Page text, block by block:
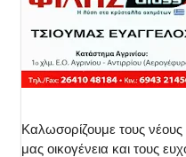
Καλωσορίζουμε τους
μας οικογένεια και τους